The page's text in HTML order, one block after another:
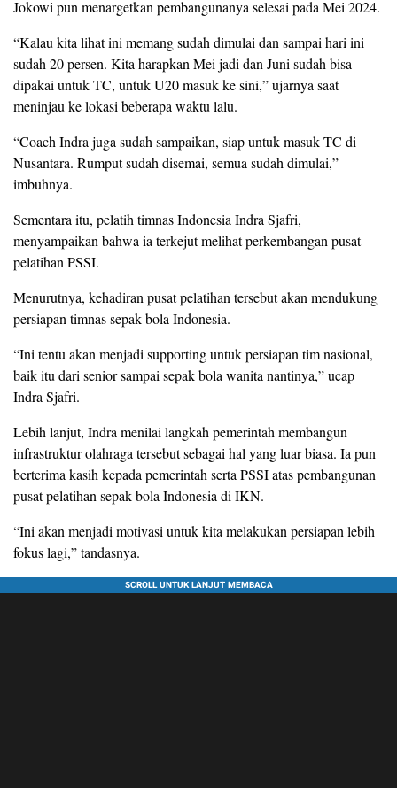
Jokowi pun menargetkan pembangunanya selesai pada Mei 2024.
“Kalau kita lihat ini memang sudah dimulai dan sampai hari ini
sudah 20 persen. Kita harapkan Mei jadi dan Juni sudah bisa
dipakai untuk TC, untuk U20 masuk ke sini,” ujarnya saat
meninjau ke lokasi beberapa waktu lalu.
“Coach Indra juga sudah sampaikan, siap untuk masuk TC di
Nusantara. Rumput sudah disemai, semua sudah dimulai,”
imbuhnya.
Sementara itu, pelatih timnas Indonesia Indra Sjafri,
menyampaikan bahwa ia terkejut melihat perkembangan pusat
pelatihan PSSI.
Menurutnya, kehadiran pusat pelatihan tersebut akan mendukung
persiapan timnas sepak bola Indonesia.
“Ini tentu akan menjadi supporting untuk persiapan tim nasional,
baik itu dari senior sampai sepak bola wanita nantinya,” ucap
Indra Sjafri.
Lebih lanjut, Indra menilai langkah pemerintah membangun
infrastruktur olahraga tersebut sebagai hal yang luar biasa. Ia pun
berterima kasih kepada pemerintah serta PSSI atas pembangunan
pusat pelatihan sepak bola Indonesia di IKN.
“Ini akan menjadi motivasi untuk kita melakukan persiapan lebih
fokus lagi,” tandasnya.